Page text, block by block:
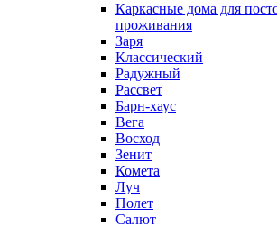
Каркасные дома для
проживания
Заря
Классический
Радужный
Рассвет
Барн-хаус
Вега
Восход
Зенит
Комета
Луч
Полет
Салют